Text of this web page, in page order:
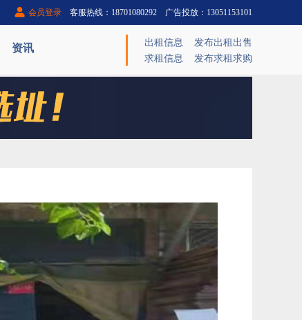
会员登录 客服热线：18701080292 广告投放：13051153101
资讯 出租信息
发布出租出售
求租信息
发布求租求购